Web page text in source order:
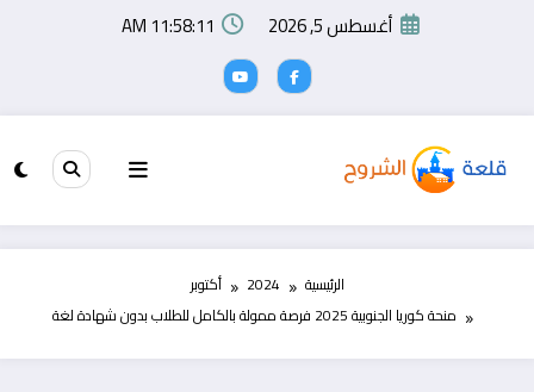
أغسطس 5, 2026 11:58:11 AM
الرئيسية 2024
أكتوبر
منحة كوريا الجنوبية 2025 فرصة ممولة بالكامل للطلاب بدون شهادة لغة